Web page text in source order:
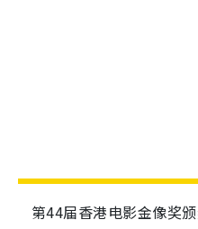
第44届香港电影金像奖